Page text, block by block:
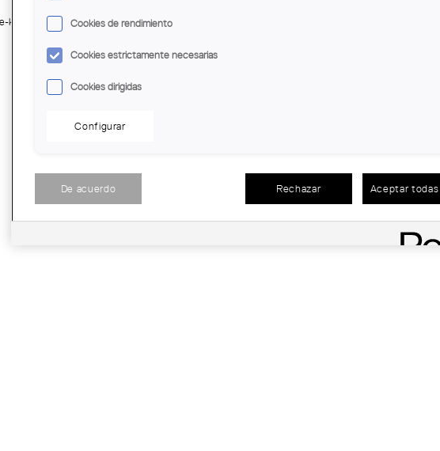
kestelier/ Cookies de rendimiento
Cookies estrictamente necesarias
Cookies dirigidas
Configurar
De acuerdo Rechazar Aceptar